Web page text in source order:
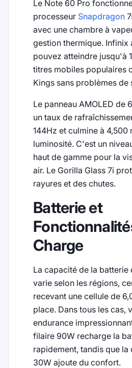
Le Note 60 Pro
processeur Snapdragon
avec une chambre à
gestion thermique. Infinix
pouvez atteindre jusqu'à
titres mobiles populaires
Kings sans problèmes de
Le panneau AMOLED de
un taux de
144Hz et culmine à 4,500
luminosité. C'est un
haut de gamme pour la
air. Le Gorilla Glass 7i
rayures et des chutes.
Batterie et
Charge
La capacité de la batterie
varie selon les régions,
recevant une cellule de
place. Dans tous les cas,
endurance
filaire 90W recharge la
rapidement, tandis que la
30W ajoute du confort.